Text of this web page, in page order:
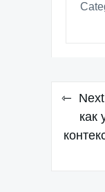
как